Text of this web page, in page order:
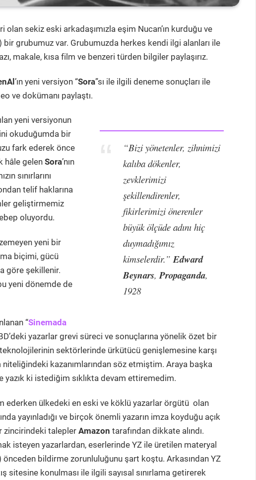
sekiz eski arkadaşımızla eşim Nucan’ın kurduğu ve
bir grubumuz var. Grubumuzda herkes kendi ilgi alanları ile
makale, kısa film ve benzeri türden bilgiler paylaşırız.
’ın yeni versiyon “Sora”sı ile ilgili deneme sonuçları ile
ve dokümanı paylaştı.
“Bizi yönetenler, zihnimizi
kalıba dökenler,
zevklerimizi
şekillendirenler,
fikirlerimizi önerenler
büyük ölçüde adını hiç
duymadığımız
kimselerdir.”Edward
Beynars,Propaganda,
1928
yeni versiyonun
okuduğumda bir
fark ederek önce
hâle gelen Sora’nın
sınırlarını
telif haklarına
geliştirmemiz
oluyordu.
yeni bir
biçimi, gücü
göre şekillenir.
yeni dönemde de
“Sinemada
yazarlar grevi süreci ve sonuçlarına yönelik özet bir
sektörlerinde ürkütücü genişlemesine karşı
kazanımlarından söz etmiştim. Araya başka
yazık ki istediğim sıklıkta devam ettiremedim.
ederken ülkedeki en eski ve köklü yazarlar örgütü olan
yayınladığı ve birçok önemli yazarın imza koyduğu açık
zincirindeki talepler Amazon tarafından dikkate alındı.
isteyen yazarlardan, eserlerinde YZ ile üretilen materyal
önceden bildirme zorunluluğunu şart koştu. Arkasından YZ
sitesine konulması ile ilgili sayısal sınırlama getirerek